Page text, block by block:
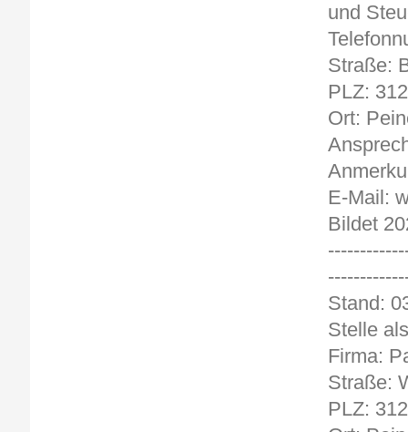
und
Straße:
PLZ:
Ort:
E-Mail:
Bildet
Stelle
Firma:
Straße:
PLZ: